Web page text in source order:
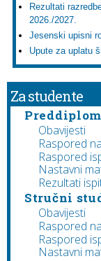
Rezultati
2026./2027.
Jesenski upisni
Upute za uplatu
Za studente
Obavijesti
Raspored
Raspored
Nastavni
Rezultati
Stručni
Obavijesti
Raspored
Raspored
Nastavni